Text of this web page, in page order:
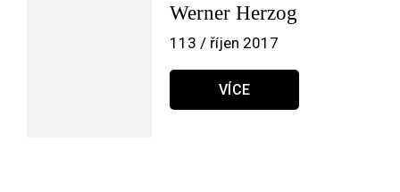
Werner Herzog
113 / říjen 2017
VÍCE